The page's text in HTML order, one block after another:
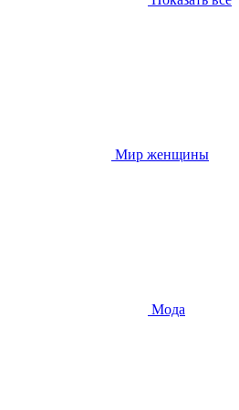
Мир женщины
Мода